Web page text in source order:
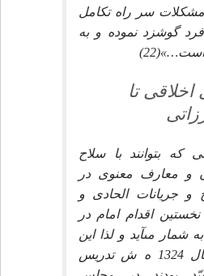
سر راه تكامل
گوشزد نموده و به
تا
كه بتوانند با سلاح
و معارف معنوى در
و جريانات الحادى و
نخستين اقدام امام در
شمار مى‏آيد و لذا اين
مباحث را از سال 1324 ه ش تدريس